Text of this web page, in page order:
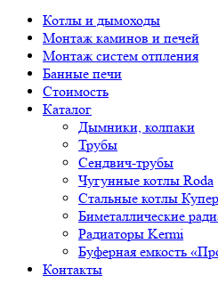
Котлы и дымоходы
Монтаж каминов и печей
Монтаж систем отпления
Банные печи
Стоимость
Каталог
Дымники, колпаки
Трубы
Сендвич-трубы
Чугунные котлы Roda
Стальные котлы Купер
Биметаллические
Радиаторы Kermi
Буферная емкость
Контакты